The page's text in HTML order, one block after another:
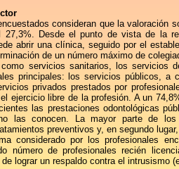
consideran que la valoración
Desde el punto de vista de la
abrir una clínica, seguido por el
de un número máximo de
servicios sanitarios, los servicios
principales: los servicios públicos, a
privados prestados por
ejercicio libre de la profesión. A un
las prestaciones odontológicas
las conocen. La mayor parte de
preventivos y, en segundo
considerado por los profesionales
número de profesionales recién
lograr un respaldo contra el intrusismo